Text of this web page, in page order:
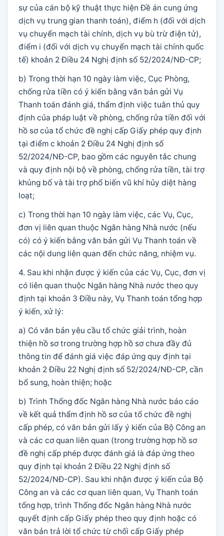
sự của cán bộ kỹ thuật thực hiện Đề án cung ứng
dịch vụ trung gian thanh toán), điểm h (đối với dịch
vụ chuyển mạch tài chính, dịch vụ bù trừ điện tử),
điểm i (đối với dịch vụ chuyển mạch tài chính quốc
tế) khoản 2 Điều 24 Nghị định số 52/2024/NĐ-CP;
b) Trong thời hạn 10 ngày làm việc, Cục Phòng,
chống rửa tiền có ý kiến bằng văn bản gửi Vụ
Thanh toán đánh giá, thẩm định việc tuân thủ quy
định của pháp luật về phòng, chống rửa tiền đối với
hồ sơ của tổ chức đề nghị cấp Giấy phép quy định
tại điểm c khoản 2 Điều 24 Nghị định số
52/2024/NĐ-CP, bao gồm các nguyên tắc chung
và quy định nội bộ về phòng, chống rửa tiền, tài trợ
khủng bố và tài trợ phổ biến vũ khí hủy diệt hàng
loạt;
c) Trong thời hạn 10 ngày làm việc, các Vụ, Cục,
đơn vị liên quan thuộc Ngân hàng Nhà nước (nếu
có) có ý kiến bằng văn bản gửi Vụ Thanh toán về
các nội dung liên quan đến chức năng, nhiệm vụ.
4. Sau khi nhận được ý kiến của các Vụ, Cục, đơn vị
có liên quan thuộc Ngân hàng Nhà nước theo quy
định tại khoản 3 Điều này, Vụ Thanh toán tổng hợp
ý kiến, xử lý:
a) Có văn bản yêu cầu tổ chức giải trình, hoàn
thiện hồ sơ trong trường hợp hồ sơ chưa đầy đủ
thông tin để đánh giá việc đáp ứng quy định tại
khoản 2 Điều 22 Nghị định số 52/2024/NĐ-CP, cần
bổ sung, hoàn thiện; hoặc
b) Trình Thống đốc Ngân hàng Nhà nước báo cáo
về kết quả thẩm định hồ sơ của tổ chức đề nghị
cấp phép, có văn bản gửi lấy ý kiến của Bộ Công an
và các cơ quan liên quan (trong trường hợp hồ sơ
đề nghị cấp phép được đánh giá là đáp ứng theo
quy định tại khoản 2 Điều 22 Nghị định số
52/2024/NĐ-CP). Sau khi nhận được ý kiến của Bộ
Công an và các cơ quan liên quan, Vụ Thanh toán
tổng hợp, trình Thống đốc Ngân hàng Nhà nước
quyết định cấp Giấy phép theo quy định hoặc có
văn bản trả lời tổ chức từ chối cấp Giấy phép